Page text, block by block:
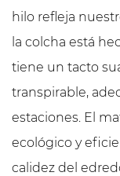
hilo refleja
la colcha está
tiene un tacto
transpirable,
estaciones. El
ecológico y
calidez del